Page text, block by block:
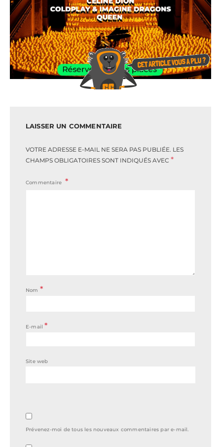
LAISSER UN COMMENTAIRE
VOTRE ADRESSE E-MAIL NE SERA PAS PUBLIÉE. LES
CHAMPS OBLIGATOIRES SONT INDIQUÉS AVEC *
Commentaire
Nom *
E-mail*
Site web
Prévenez-moi de tous les nouveaux commentaires par e-mail.